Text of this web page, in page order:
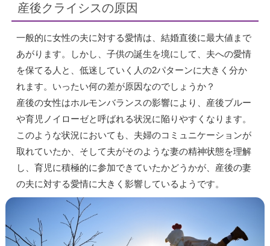
産後クライシスの原因
一般的に女性の夫に対する愛情は、結婚直後に最大値まで
あがります。しかし、子供の誕生を境にして、夫への愛情
を保てる人と、低迷していく人の2パターンに大きく分か
れます。いったい何の差が原因なのでしょうか？
産後の女性はホルモンバランスの影響により、産後ブルー
や育児ノイローゼと呼ばれる状況に陥りやすくなります。
このような状況においても、夫婦のコミュニケーションが
取れていたか、そして夫がそのような妻の精神状態を理解
し、育児に積極的に参加できていたかどうかが、産後の妻
の夫に対する愛情に大きく影響しているようです。